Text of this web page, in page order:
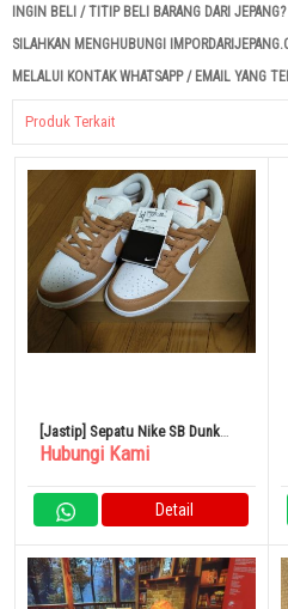
INGIN BELI / TITIP BELI BARANG DARI JEPANG?
SILAHKAN MENGHUBUNGI
MELALUI KONTAK WHATSAPP / EMAIL YANG
Produk Terkait
[Jastip] Sepatu Nike SB Dunk
Low Light Cognac US8.5
Hubungi Kami
Detail